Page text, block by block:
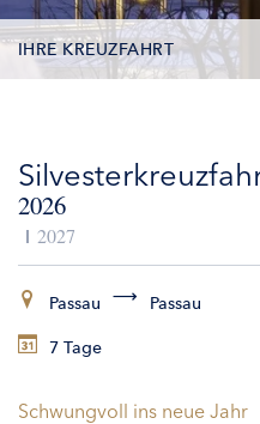
IHRE KREUZFAHRT
LEISTUNGEN
AUSFLÜGE
ZUSATZLEISTUNGEN
SCHIFFE
2026
2027
Passau Passau
7 Tage
Schwungvoll ins neue Jahr